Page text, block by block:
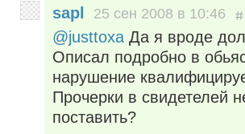
sapl 25 сен 2008 в 10:46
@justtoxa Да я вроде
Описал подробно в
нарушение
Прочерки в свидетелей
поставить?